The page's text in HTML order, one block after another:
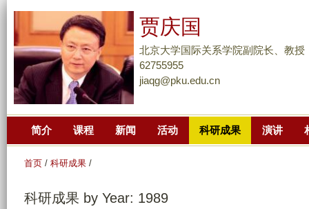
到
主
贾庆国
北京大学国际关系学院副院长、教授
62755955
jiaqg@pku.edu.cn
简介 课程 新闻 活动 科研成果 演讲
首页 / 科研成果 /
科研成果 by Year: 1989